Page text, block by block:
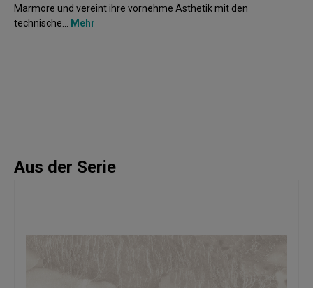
Marmore und vereint ihre vornehme Ästhetik mit den
technische… Mehr
Aus der Serie